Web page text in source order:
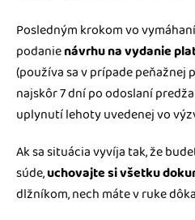
Posledným krokom vo
podanienávrhu na vydanie
(používa sa v prípade peňažnej
najskôr 7 dní po odoslaní
uplynutí lehoty uvedenej vo
Ak sa situácia vyvíja tak, že
súde,uchovajte si všetku
dlžníkom, nech máte v ruke